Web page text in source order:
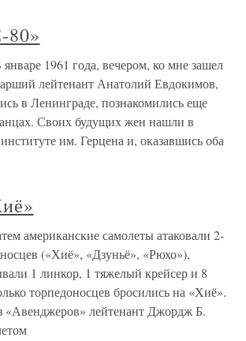
80»
1961 года, вечером, ко мне зашел
лейтенант Анатолий Евдокимов,
в Ленинграде, познакомились еще
Своих будущих жен нашли в
им. Герцена и, оказавшись оба
американские самолеты атаковали 2-
(«Хиё», «Дзуньё», «Рюхо»),
1 линкор, 1 тяжелый крейсер и 8
торпедоносцев бросились на «Хиё».
«Авенджеров» лейтенант Джордж Б.